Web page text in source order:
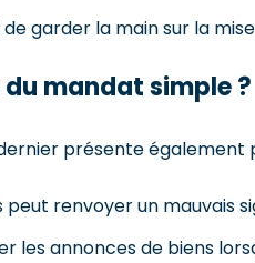
garder la main sur la
mandat simple ?
présente également
renvoyer un mauvais
les annonces de biens